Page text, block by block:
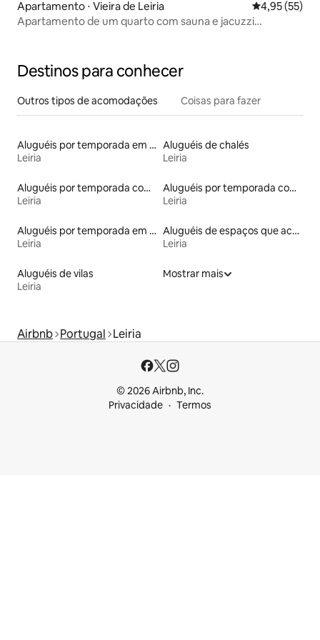
Apartamento ⋅ Vieira de Leiria 4,95 de uma
4,95 (55)
Apartamento de um quarto com sauna e jacuzzi
Destinos para conhecer
Outros tipos de acomodações Coisas para fazer
Aluguéis por temporada em albergue
Leiria
Aluguéis de chalés
Leiria
Aluguéis por temporada com sauna
Leiria
Aluguéis por temporada com cama de altura acessível
Leiria
Aluguéis por temporada em hotéis-fazenda
Leiria
Aluguéis de espaços que aceitam animais de estimação
Leiria
Aluguéis de vilas
Leiria
Mostrar mais
Airbnb Portugal Leiria
© 2026 Airbnb, Inc.
Privacidade
Termos